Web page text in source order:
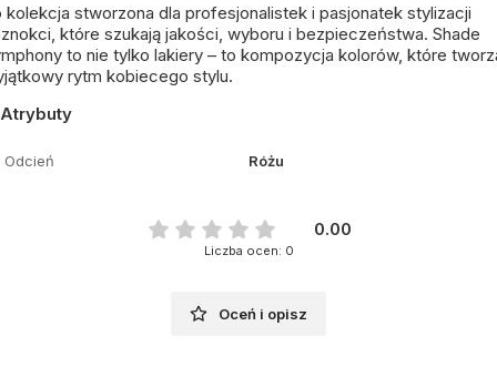
kolekcja stworzona dla profesjonalistek i pasjonatek stylizacji
które szukają jakości, wyboru i bezpieczeństwa. Shade
to nie tylko lakiery – to kompozycja kolorów, które
rytm kobiecego stylu.
Atrybuty
Odcień Różu
0.00
Liczba ocen: 0
Oceń i opisz